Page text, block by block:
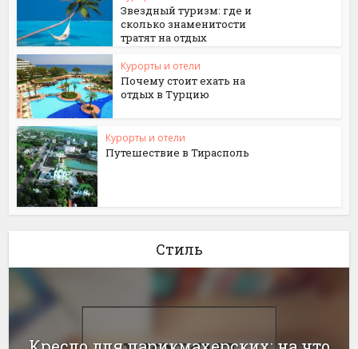
Звездный туризм: где и
сколько знаменитости
тратят на отдых
Курорты и отели
Почему стоит ехать на
отдых в Турцию
Курорты и отели
Путешествие в Тирасполь
Стиль